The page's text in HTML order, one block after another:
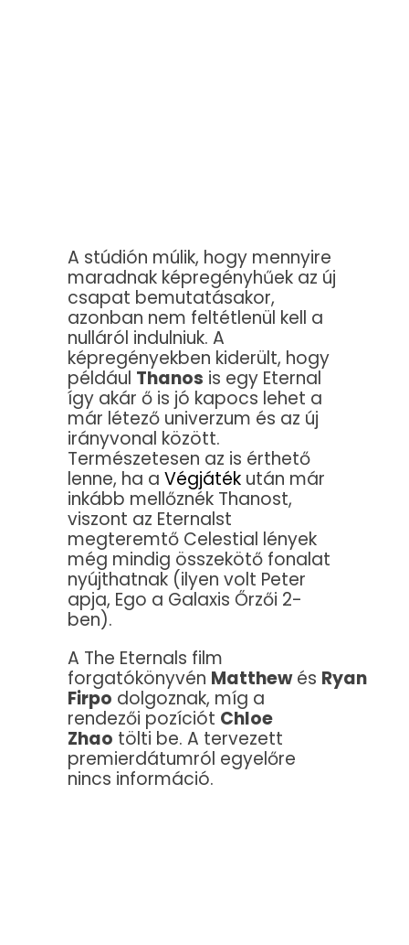
A stúdión múlik, hogy mennyire
maradnak képregényhűek az új
csapat bemutatásakor,
azonban nem feltétlenül kell a
nulláról indulniuk. A
képregényekben kiderült, hogy
például Thanos is egy Eternal
így akár ő is jó kapocs lehet a
már létező univerzum és az új
irányvonal között.
Természetesen az is érthető
lenne, ha a Végjáték után már
inkább mellőznék Thanost,
viszont az Eternalst
megteremtő Celestial lények
még mindig összekötő fonalat
nyújthatnak (ilyen volt Peter
apja, Ego a Galaxis Őrzői 2-
ben).
A The Eternals film
forgatókönyvén Matthewés Ryan
Firpo dolgoznak, míg a
rendezői pozíciót Chloe
Zhao tölti be. A tervezett
premierdátumról egyelőre
nincs információ.